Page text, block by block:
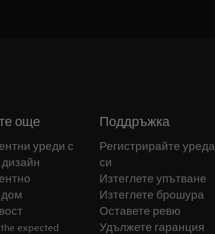
още
уреди с
дом
expected
Поддръжка
Регистрирайте уреда
си
Изтеглете упътване
Изтеглете брошура
Оставете ревю
Удължете гаранция